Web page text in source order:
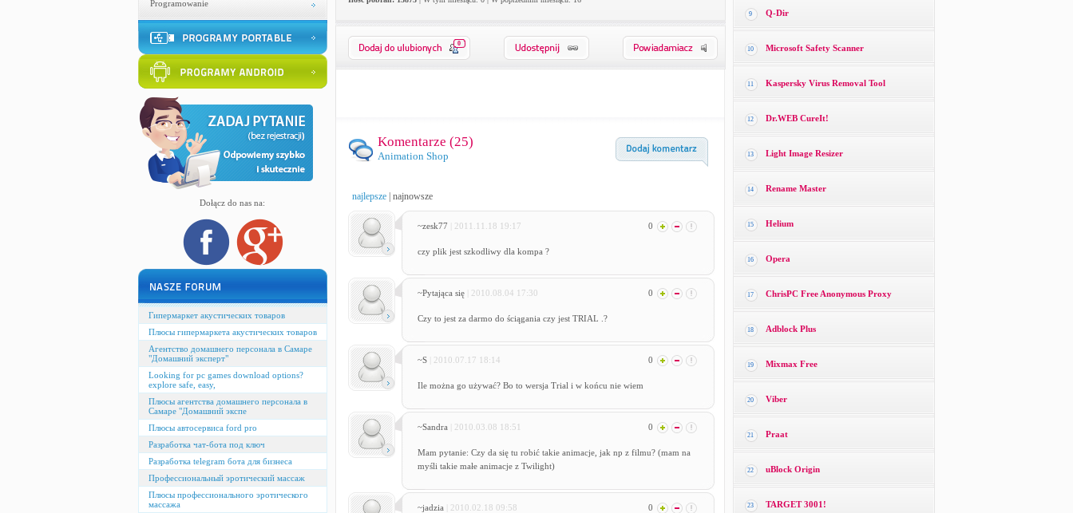
Programowanie
Dołącz do nas na:
Гипермаркет акустических товаров
Плюсы гипермаркета акустических товаров
Агентство домашнего персонала в Самаре
"Домашний эксперт"
Looking for pc games download options?
explore safe, easy,
Плюсы агентства домашнего персонала в
Самаре "Домашний экспе
Плюсы автосервиса ford pro
Разработка чат-бота под ключ
Разработка telegram бота для бизнеса
Профессиональный эротический массаж
Плюсы профессионального эротического
массажа
0
Komentarze (25)
Animation Shop
najlepsze| najnowsze
~zesk77 | 2011.11.18 19:17 0
czy plik jest szkodliwy dla kompa ?
~Pytająca się | 2010.08.04 17:30 0
Czy to jest za darmo do ściągania czy jest TRIAL .?
~S | 2010.07.17 18:14 0
Ile można go używać? Bo to wersja Trial i w końcu nie wiem
~Sandra | 2010.03.08 18:51 0
Mam pytanie: Czy da się tu robić takie animacje, jak np z filmu? (mam na
myśli takie małe animacje z Twilight)
~jadzia | 2010.02.18 09:58 0
9 Q-Dir
10 Microsoft Safety Scanner
11 Kaspersky Virus Removal Tool
12 Dr.WEB CureIt!
13 Light Image Resizer
14 Rename Master
15 Helium
16 Opera
17 ChrisPC Free Anonymous Proxy
18 Adblock Plus
19 Mixmax Free
20 Viber
21 Praat
22 uBlock Origin
23 TARGET 3001!